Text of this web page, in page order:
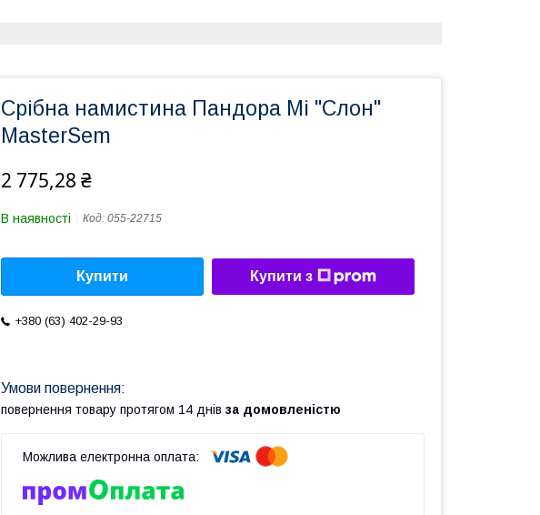
Срібна намистина Пандора Mі "Слон"
MasterSem
2 775,28 ₴
В наявності Код: 055-22715
Купити Купити з
+380 (63) 402-29-93
повернення товару протягом 14 днів за домовленістю